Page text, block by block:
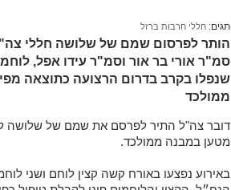
תגים: חללי חרבות ברזל
הותר לפרסום שמם של שלושה חללי
שנפלו בקרב בדרום הרצועה כתוצאה
ממולכד
דובר צה"ל התיר לפרסם את שמם של שלושה
מטען במבנה ממולכד.
באירוע